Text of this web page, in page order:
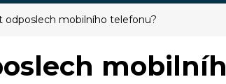
odposlech mobilního telefonu?